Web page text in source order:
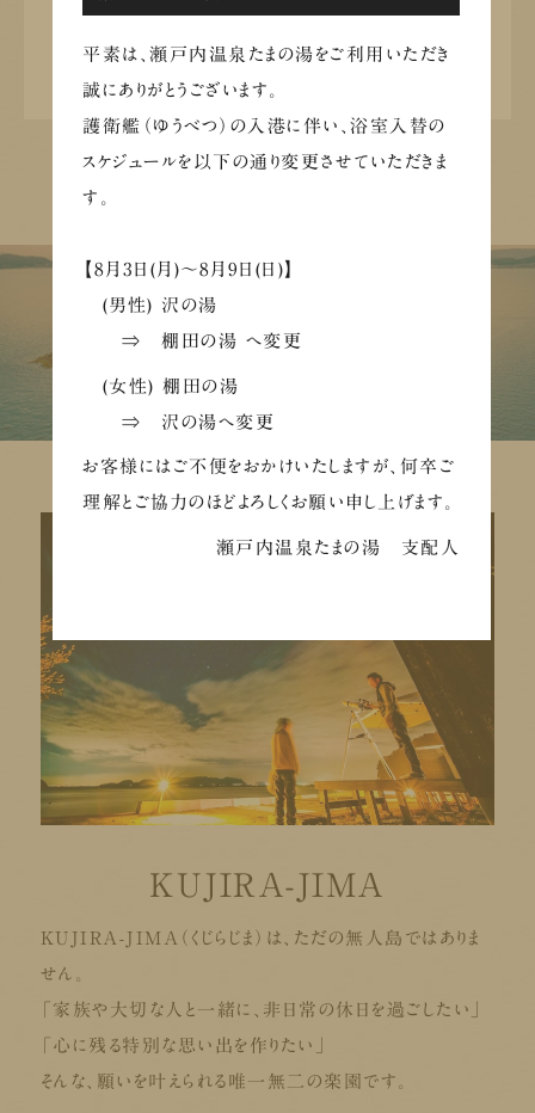
公式サイトはこちら
KUJIRA-JIMA
KUJIRA-JIMA（くじらじま）は、ただの無人島ではありま
せん。
「家族や大切な人と一緒に、非日常の休日を過ごしたい」
「心に残る特別な思い出を作りたい」
そんな、願いを叶えられる唯一無二の楽園です。
平素は、瀬戸内温泉たまの湯をご利用いただき
誠にありがとうございます。
護衛艦（ゆうべつ）の入港に伴い、浴室入替の
スケジュールを以下の通り変更させていただきま
す。
【8月3日(月)～8月9日(日)】
(男性) 沢の湯
⇒ 棚田の湯 へ変更
(女性) 棚田の湯
⇒ 沢の湯へ変更
お客様にはご不便をおかけいたしますが、何卒ご
理解とご協力のほどよろしくお願い申し上げます。
瀬戸内温泉たまの湯 支配人